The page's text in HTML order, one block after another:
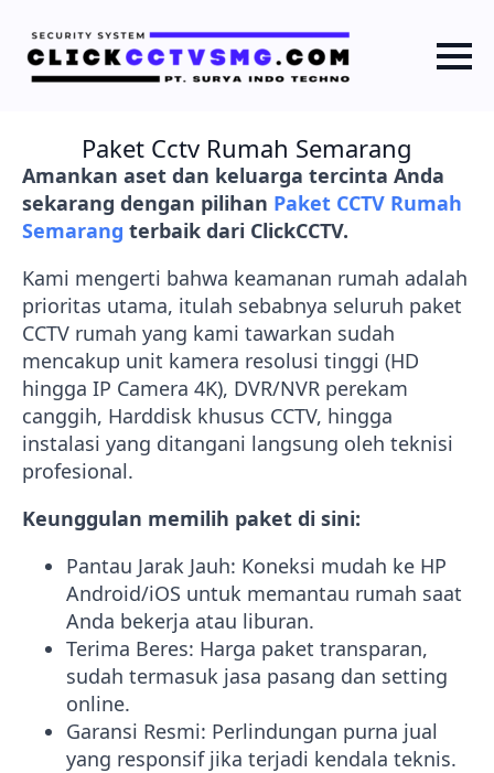
Paket Cctv Rumah Semarang
Amankan aset dan keluarga tercinta Anda
sekarang dengan pilihan Paket CCTV Rumah
Semarang terbaik dari ClickCCTV.
Kami mengerti bahwa keamanan rumah adalah
prioritas utama, itulah sebabnya seluruh paket
CCTV rumah yang kami tawarkan sudah
mencakup unit kamera resolusi tinggi (HD
hingga IP Camera 4K), DVR/NVR perekam
canggih, Harddisk khusus CCTV, hingga
instalasi yang ditangani langsung oleh teknisi
profesional.
Keunggulan memilih paket di sini:
Pantau Jarak Jauh: Koneksi mudah ke HP
Android/iOS untuk memantau rumah saat
Anda bekerja atau liburan.
Terima Beres: Harga paket transparan,
sudah termasuk jasa pasang dan setting
online.
Garansi Resmi: Perlindungan purna jual
yang responsif jika terjadi kendala teknis.